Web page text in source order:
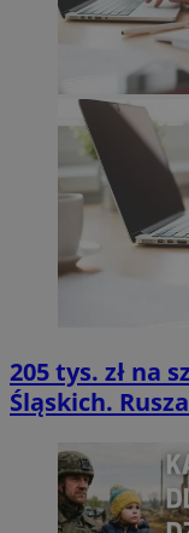
205 tys. zł na
Śląskich.